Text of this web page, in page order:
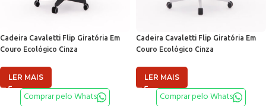
Cadeira Cavaletti Flip Giratória Em
Couro Ecológico Cinza
LER MAIS
Comprar pelo Whats
Cadeira Cavaletti Flip Giratória Em
Couro Ecológico Cinza
LER MAIS
Comprar pelo Whats